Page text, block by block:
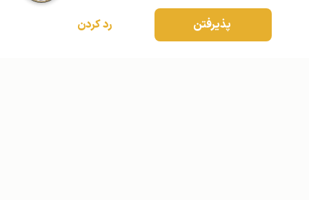
پذیرفتن رد کردن